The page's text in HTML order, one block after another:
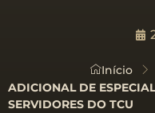
Início
ADICIONAL DE
SERVIDORES DO TCU